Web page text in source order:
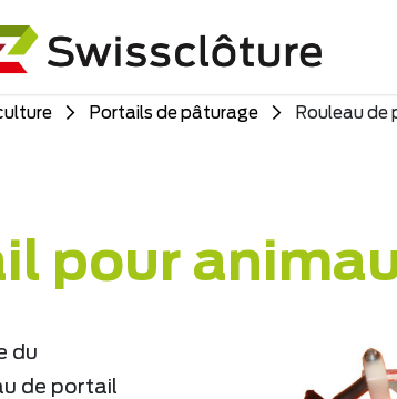
Portails de pâturage Rouleau de
pour
du
de portail